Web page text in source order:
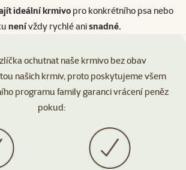
ideální krmivopro konkrétního psa nebo
nenívždy rychlé anisnadné.
ochutnat naše krmivo bez obav
našich krmiv, proto poskytujeme všem
programu family garanci vrácení peněz
pokud: